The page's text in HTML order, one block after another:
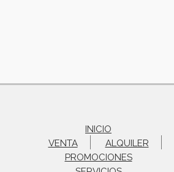
INICIO
VENTA
ALQUILER
PROMOCIONES